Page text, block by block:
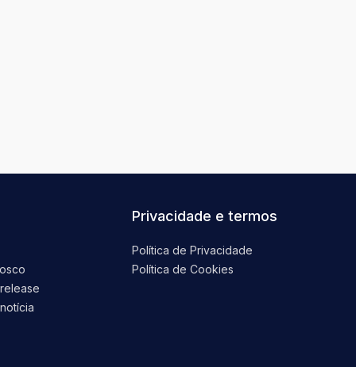
Privacidade e termos
Política de Privacidade
Política de Cookies